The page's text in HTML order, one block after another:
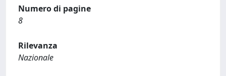
Numero di pagine
8
Rilevanza
Nazionale